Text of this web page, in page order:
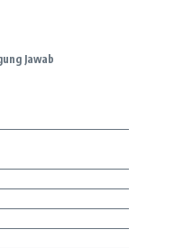
Jawab